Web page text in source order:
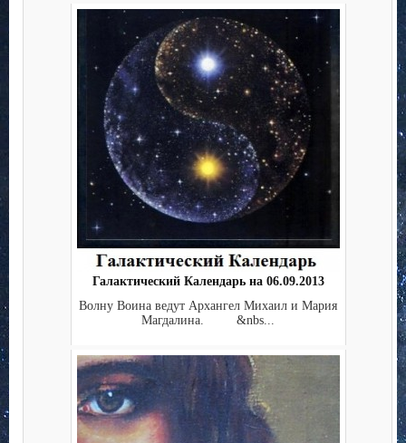
Галактический Календарь на 06.09.2013
Волну Воина ведут Архангел Михаил и Мария
Магдалина. &nbs...